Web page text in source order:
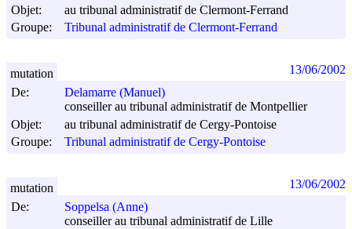
Objet:
au tribunal administratif de Clermont-Ferrand
Groupe:
Tribunal administratif de Clermont-Ferrand
De:
Delamarre (Manuel)
conseiller au tribunal administratif de Montpellier
Objet:
au tribunal administratif de Cergy-Pontoise
Groupe:
Tribunal administratif de Cergy-Pontoise
mutation 13/06/2002
De:
Soppelsa (Anne)
conseiller au tribunal administratif de Lille
mutation 13/06/2002